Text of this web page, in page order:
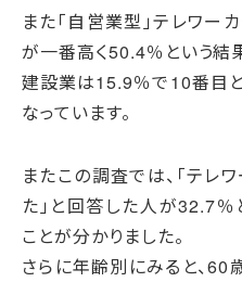
また「自営業型」テレワー
が一番高く50.4％という結
建設業は15.9％で10番目
なっています。
またこの調査では、「テレ
た」と回答した人が32.7
ことが分かりました。
さらに年齢別にみると、